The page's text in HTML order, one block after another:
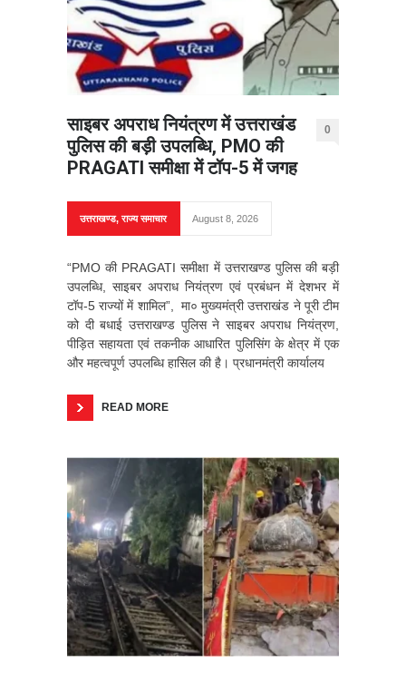
साइबर अपराध नियंत्रण में उत्तराखंड
पुलिस की बड़ी उपलब्धि, PMO की
PRAGATI समीक्षा में टॉप-5 में जगह
0
उत्तराखण्ड,राज्य समाचार August 8, 2026
“PMO की PRAGATI समीक्षा में उत्तराखण्ड पुलिस की बड़ी
उपलब्धि, साइबर अपराध नियंत्रण एवं प्रबंधन में देशभर में
टॉप-5 राज्यों में शामिल”, मा० मुख्यमंत्री उत्तराखंड ने पूरी टीम
को दी बधाई उत्तराखण्ड पुलिस ने साइबर अपराध नियंत्रण,
पीड़ित सहायता एवं तकनीक आधारित पुलिसिंग के क्षेत्र में एक
और महत्वपूर्ण उपलब्धि हासिल की है। प्रधानमंत्री कार्यालय
READ MORE